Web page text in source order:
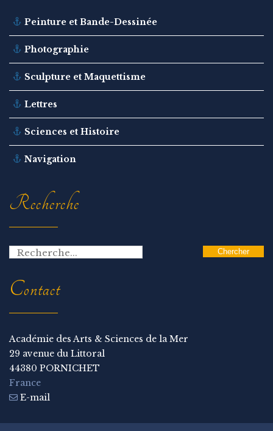
Peinture et Bande-Dessinée
Photographie
Sculpture et Maquettisme
Lettres
Sciences et Histoire
Navigation
Recherche
Contact
Académie des Arts & Sciences de la Mer
29 avenue du Littoral
44380 PORNICHET
France
E-mail